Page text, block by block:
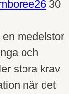
30
medelstor
och
stora krav
när det